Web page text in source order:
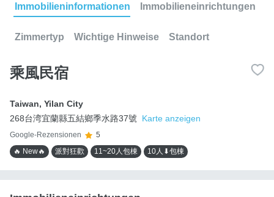
Immobilieninformationen Immobilieneinrichtungen
Zimmertyp Wichtige Hinweise Standort
乘風民宿
Taiwan, Yilan City
268台湾宜蘭縣五結鄉季水路37號
Karte anzeigen
Google-Rezensionen
5
🔥 New🔥
派對狂歡 11~20人包棟 10人⬇包棟